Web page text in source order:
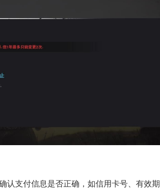
认支付信息是否正确，如信用卡号、有效期